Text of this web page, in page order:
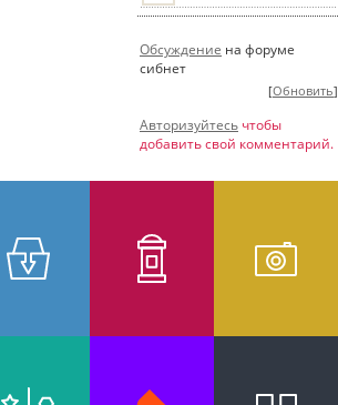
Обсуждение на форуме
сибнет
[Обновить]
Авторизуйтесь чтобы
добавить свой комментарий.